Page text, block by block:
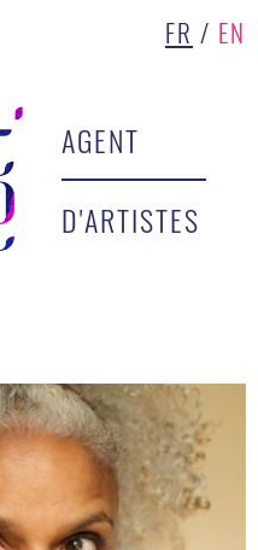
FR / EN
AGENT
D'ARTISTES